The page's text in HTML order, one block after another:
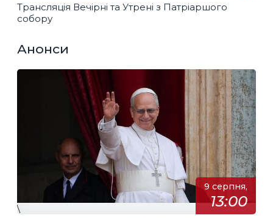
Трансляція Вечірні та Утрені з Патріаршого
собору
Анонси
9 серпня,
13:00
\